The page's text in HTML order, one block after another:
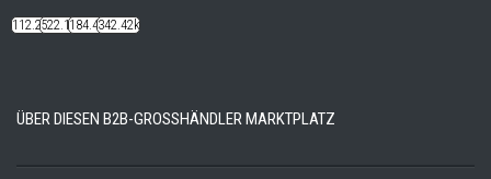
112.22k522.14k184.48k342.42k
ÜBER DIESEN B2B-GROSSHÄNDLER MARKTPLATZ